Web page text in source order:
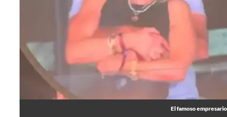
El famoso